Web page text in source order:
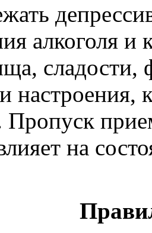
алкоголя и
сладости,
настроения,
Пропуск
на